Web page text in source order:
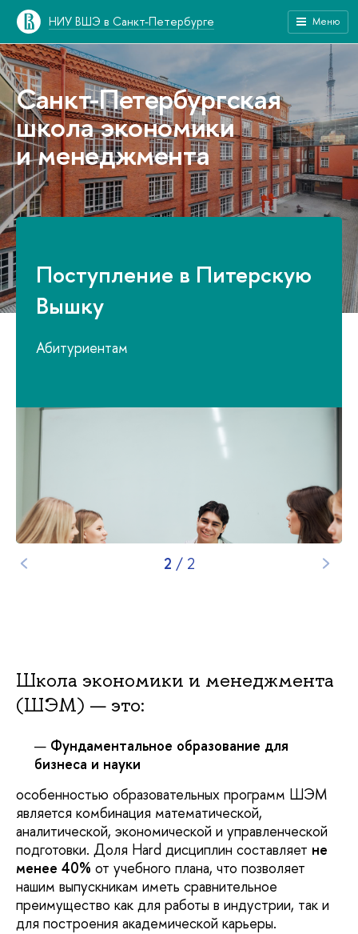
НИУ ВШЭ в Санкт-Петербурге Меню
Санкт-Петербургская
школа экономики
и менеджмента
Поступление в Питерскую
Вышку
Абитуриентам
2 / 2
Школа экономики и менеджмента
(ШЭМ) — это:
Фундаментальное образование для
бизнеса и науки
особенностью образовательных программ ШЭМ
является комбинация математической,
аналитической, экономической и управленческой
подготовки. Доля Hard дисциплин составляет не
менее 40% от учебного плана, что позволяет
нашим выпускникам иметь сравнительное
преимущество как для работы в индустрии, так и
для построения академической карьеры.